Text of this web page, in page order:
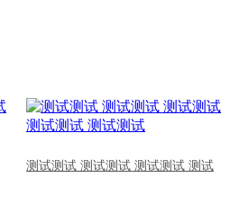
测试测试 测试测试 测试测试 测试